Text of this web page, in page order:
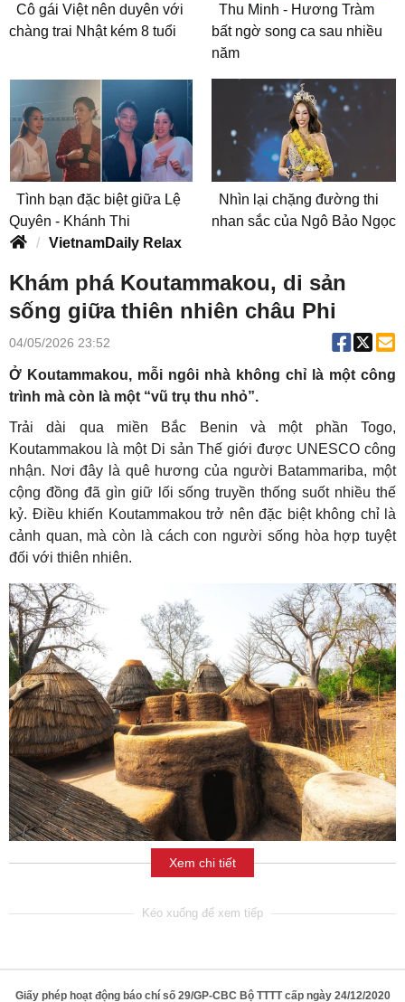
Cô gái Việt nên duyên với
chàng trai Nhật kém 8 tuổi
Thu Minh - Hương Tràm
bất ngờ song ca sau nhiều
năm
Tình bạn đặc biệt giữa Lệ
Quyên - Khánh Thi
Nhìn lại chặng đường thi
nhan sắc của Ngô Bảo Ngọc
VietnamDaily Relax
Khám phá Koutammakou, di sản
sống giữa thiên nhiên châu Phi
04/05/2026 23:52
Ở Koutammakou, mỗi ngôi nhà không chỉ là một công
trình mà còn là một “vũ trụ thu nhỏ”.
Trải dài qua miền Bắc Benin và một phần Togo,
Koutammakou là một Di sản Thế giới được UNESCO công
nhận. Nơi đây là quê hương của người Batammariba, một
cộng đồng đã gìn giữ lối sống truyền thống suốt nhiều thế
kỷ. Điều khiến Koutammakou trở nên đặc biệt không chỉ là
cảnh quan, mà còn là cách con người sống hòa hợp tuyệt
đối với thiên nhiên.
Xem chi tiết
Giấy phép hoạt động báo chí số 29/GP-CBC Bộ TTTT cấp ngày 24/12/2020